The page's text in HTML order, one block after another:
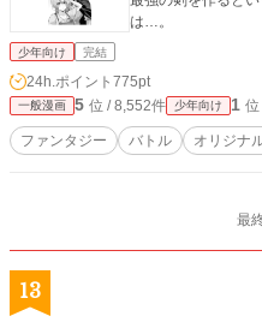
は…。
少年向け 完結
24h.ポイント 775pt
一般漫画 5 位 / 8,552件 少年向け 1
ファンタジー バトル オリジナ
最
13